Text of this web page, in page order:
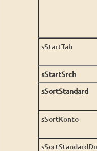
sStartTab
sStartSrch
sSortStandard
sSortKonto